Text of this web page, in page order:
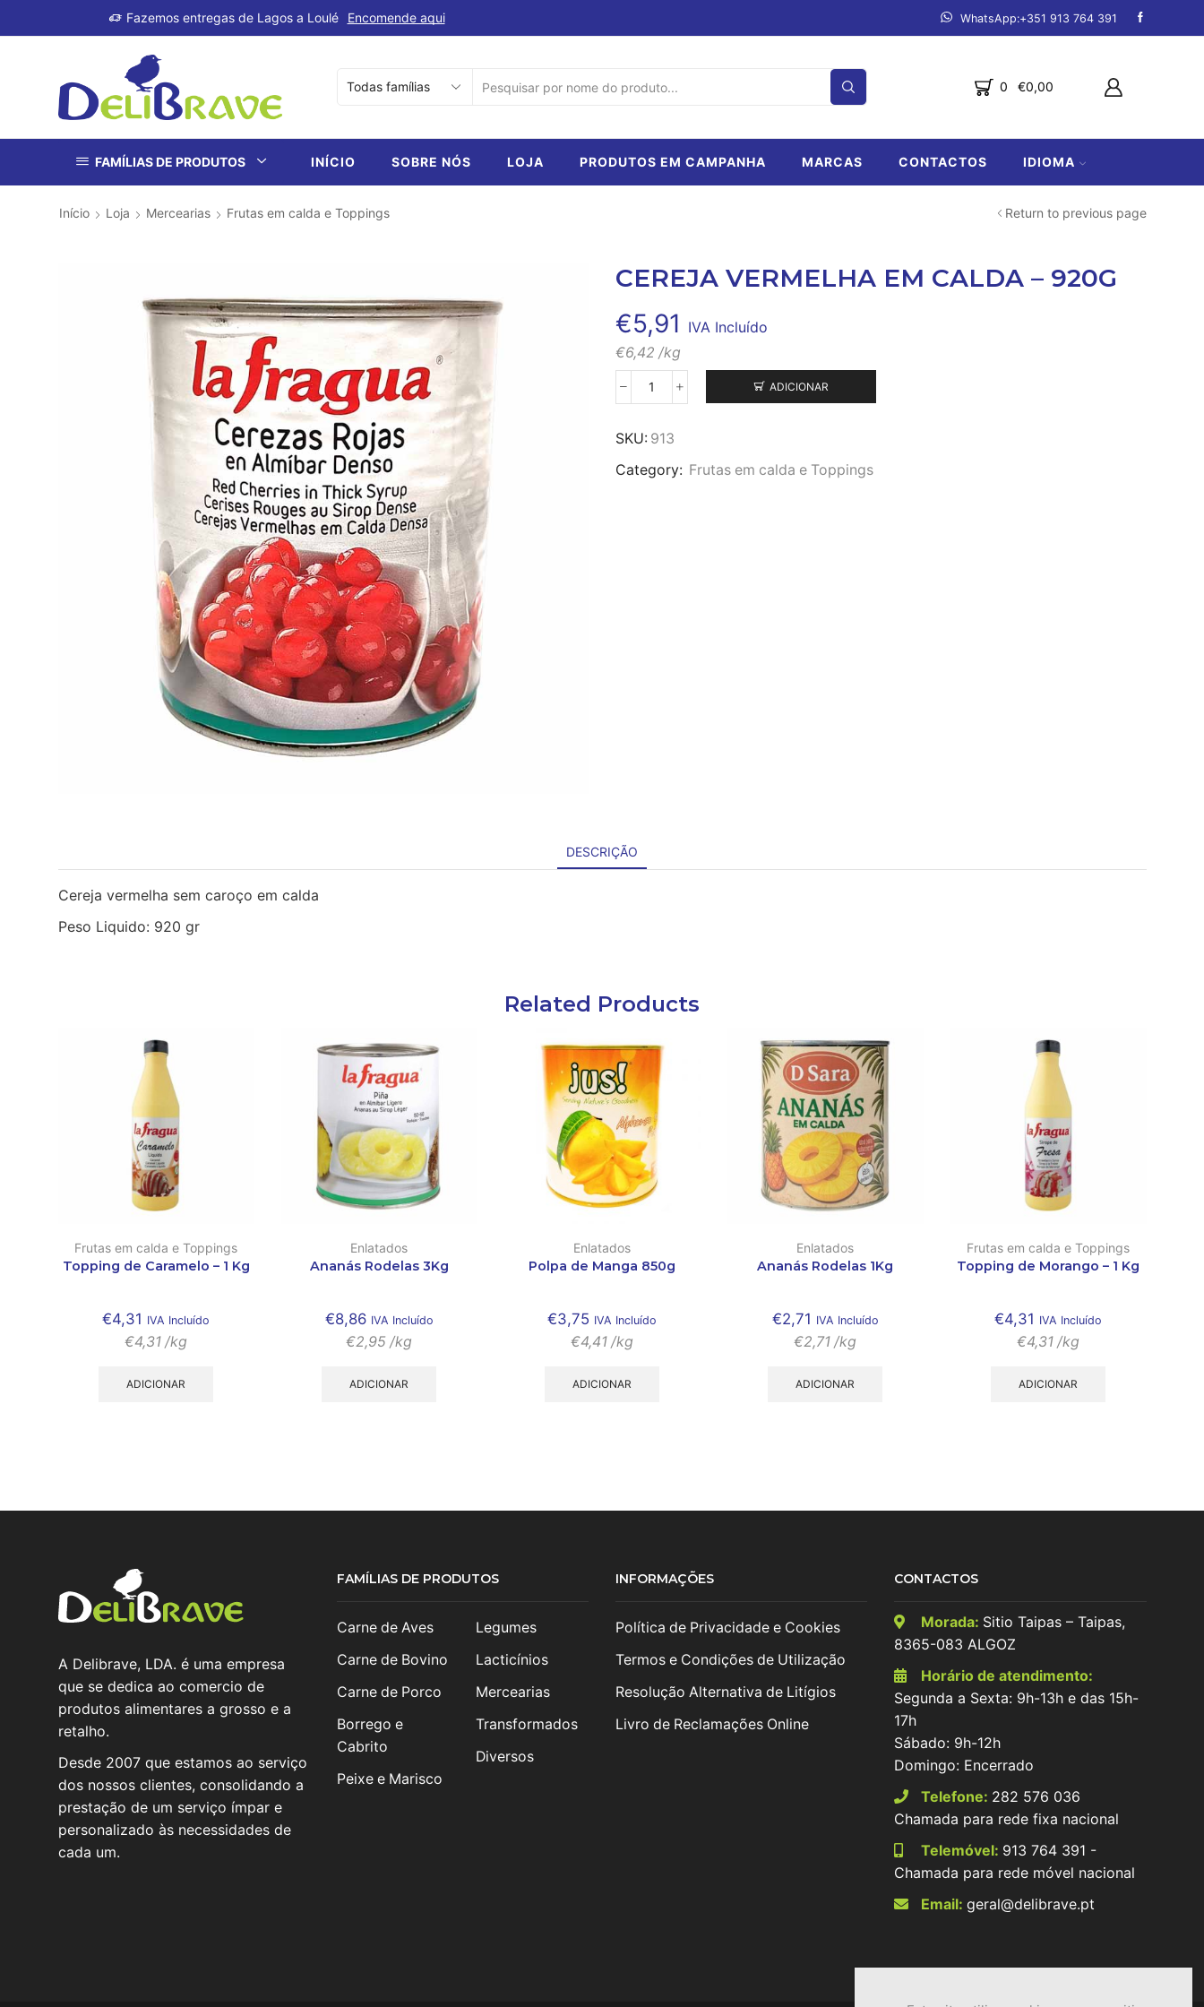
Fazemos entregas de Lagos a Loulé Encomende aqui Fazemos entregas de Lagos a
SEARCH
0 €0,00
FAMÍLIAS DE PRODUTOS INÍCIO SOBRE NÓS LOJA PRODUTOS EM CAMPANHA MARCAS CONTACTOS IDIOMA
Início Loja Mercearias Frutas em calda e Toppings Return to previous page
CEREJA VERMELHA EM CALDA – 920G
€5,91 IVA Incluído
€6,42 /kg
Quantidade
Cereja
em
ADICIONAR
SKU: 913
Category: Frutas em calda e Toppings
DESCRIÇÃO
Cereja vermelha sem caroço em calda
Peso Liquido: 920 gr
Related Products
Frutas em calda e Toppings
Topping de Caramelo – 1 Kg
€4,31 IVA Incluído
€4,31 /kg
ADICIONAR
Enlatados
Ananás Rodelas 3Kg
€8,86 IVA Incluído
€2,95 /kg
ADICIONAR
Enlatados
Polpa de Manga 850g
€3,75 IVA Incluído
€4,41 /kg
ADICIONAR
Enlatados
Ananás Rodelas 1Kg
€2,71 IVA Incluído
€2,71 /kg
ADICIONAR
Frutas em calda e Toppings
Topping de Morango – 1 Kg
€4,31 IVA Incluído
€4,31 /kg
ADICIONAR
A Delibrave, LDA. é uma empresa
que se dedica ao comercio de
produtos alimentares a grosso e a
retalho.
Desde 2007 que estamos ao serviço
dos nossos clientes, consolidando a
prestação de um serviço ímpar e
personalizado às necessidades de
cada um.
FAMÍLIAS DE PRODUTOS
Carne de Aves
Carne de Bovino
Carne de Porco
Borrego e
Cabrito
Peixe e Marisco
Legumes
Lacticínios
Mercearias
Transformados
Diversos
INFORMAÇÕES
Política de Privacidade e Cookies
Termos e Condições de Utilização
Resolução Alternativa de Litígios
Livro de Reclamações Online
CONTACTOS
Morada: Sitio Taipas – Taipas,
8365-083 ALGOZ
Horário de atendimento:
Segunda a Sexta: 9h-13h e das 15h-
17h
Sábado: 9h-12h
Domingo: Encerrado
Telefone: 282 576 036
Chamada para rede fixa nacional
Telemóvel: 913 764 391 -
Chamada para rede móvel nacional
Email:geral@delibrave.pt